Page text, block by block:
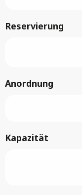
Reservierung
Anordnung
Kapazität